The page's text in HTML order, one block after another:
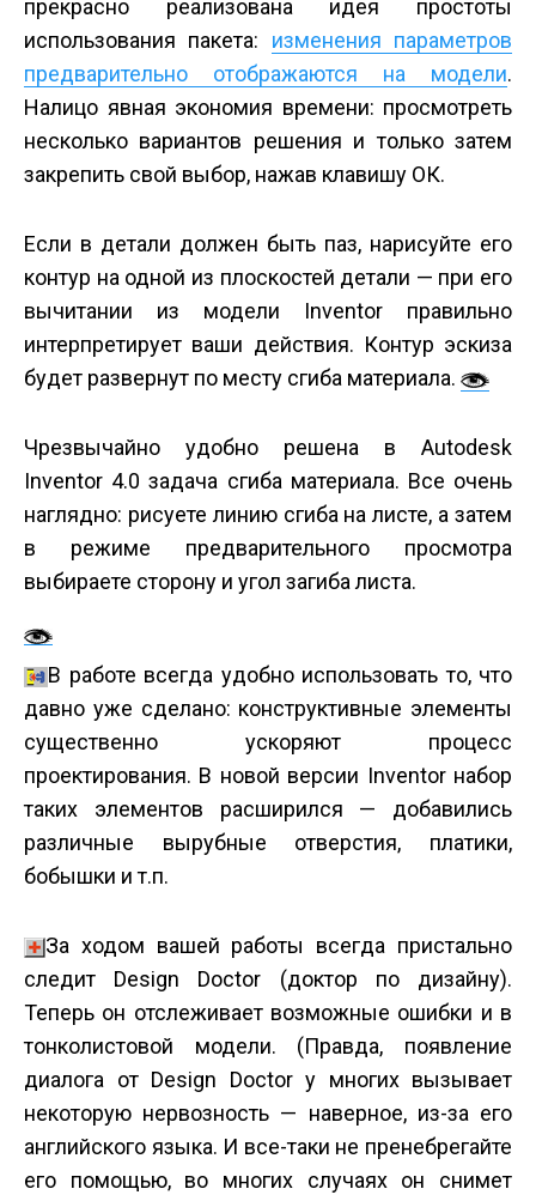
прекрасно реализована идея простоты
использования пакета: изменения параметров
предварительно отображаются на модели.
Налицо явная экономия времени: просмотреть
несколько вариантов решения и только затем
закрепить свой выбор, нажав клавишу ОК.
Если в детали должен быть паз, нарисуйте его
контур на одной из плоскостей детали — при его
вычитании из модели Inventor правильно
интерпретирует ваши действия. Контур эскиза
будет развернут по месту cгиба материала.
Чрезвычайно удобно решена в Autodesk
Inventor 4.0 задача сгиба материала. Все очень
наглядно: рисуете линию сгиба на листе, а затем
в режиме предварительного просмотра
выбираете сторону и угол загиба листа.
В работе всегда удобно использовать то, что
давно уже сделано: конструктивные элементы
существенно ускоряют процесс
проектирования. В новой версии Inventor набор
таких элементов расширился — добавились
различные вырубные отверстия, платики,
бобышки и т.п.
За ходом вашей работы всегда пристально
следит Design Doctor (доктор по дизайну).
Теперь он отслеживает возможные ошибки и в
тонколистовой модели. (Правда, появление
диалога от Design Doctor у многих вызывает
некоторую нервозность — наверное, из-за его
английского языка. И все-таки не пренебрегайте
его помощью, во многих случаях он снимет